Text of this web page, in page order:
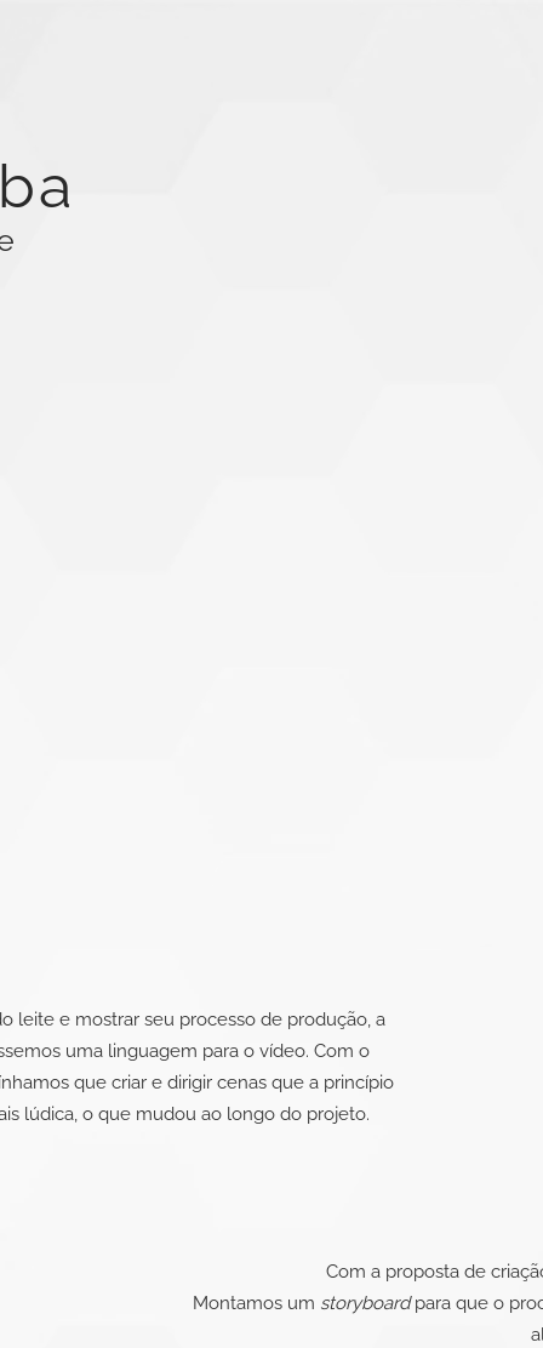
leite e mostrar seu processo de produção, a
uma linguagem para o vídeo. Com o
que criar e dirigir cenas que a princípio
lúdica, o que mudou ao longo do projeto.
Com a proposta de
Montamos um storyboardpara que o